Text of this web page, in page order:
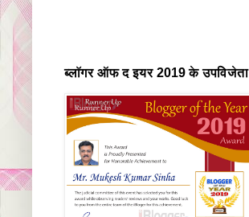
ब्लॉगर ऑफ द इयर 2019 के उपविजेता